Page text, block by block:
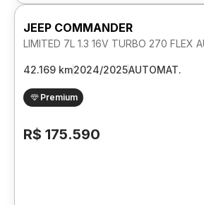
JEEP COMMANDER
LIMITED 7L 1.3 16V TURBO 270 FLEX
42.169 km2024/2025AUTOMAT.
Premium
R$ 175.590